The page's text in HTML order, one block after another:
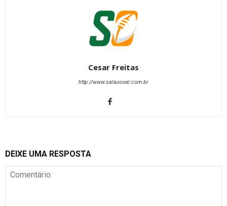
Cesar Freitas
http://www.salaooval.com.br
DEIXE UMA RESPOSTA